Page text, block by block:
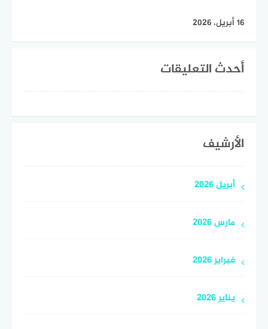
16 أبريل، 2026
أحدث التعليقات
الأرشيف
أبريل 2026
مارس 2026
فبراير 2026
يناير 2026